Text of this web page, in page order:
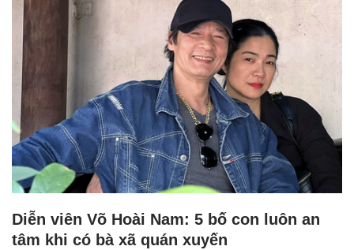
Diễn viên Võ Hoài Nam: 5 bố con luôn an
tâm khi có bà xã quán xuyến